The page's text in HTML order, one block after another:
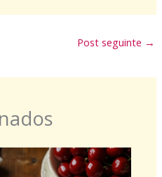
Post seguinte →